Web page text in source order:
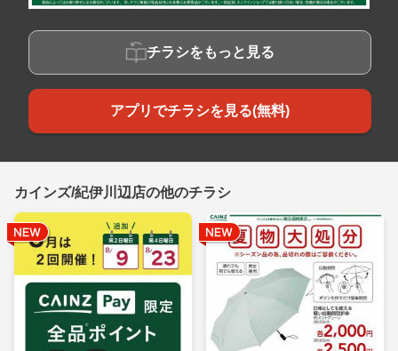
チラシをもっと見る
アプリでチラシを見る(無料)
カインズ/紀伊川辺店の他のチラシ